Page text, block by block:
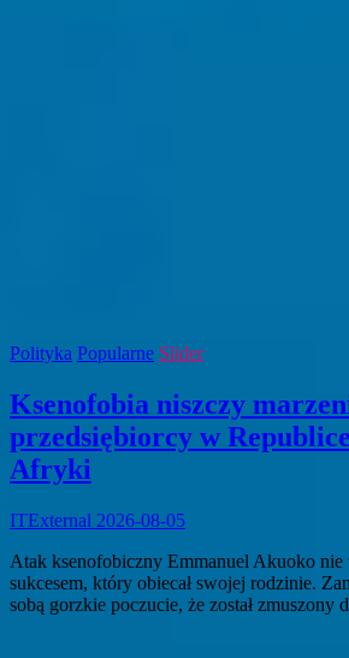
Polityka Popularne Slider
Ksenofobia niszczy
przedsiębiorcy w
Afryki
ITExternal 2026-08-05
Atak ksenofobiczny Emmanuel Akuoko nie
sukcesem, który obiecał swojej rodzinie.
sobą gorzkie poczucie, że został zmuszony